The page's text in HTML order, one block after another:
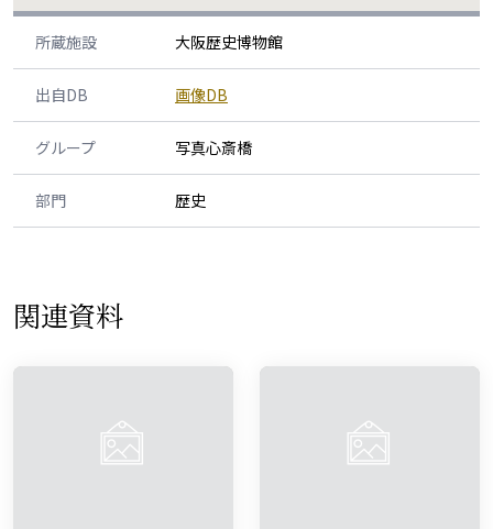
所蔵施設 大阪歴史博物館
出自DB 画像DB
グループ 写真心斎橋
部門 歴史
関連資料